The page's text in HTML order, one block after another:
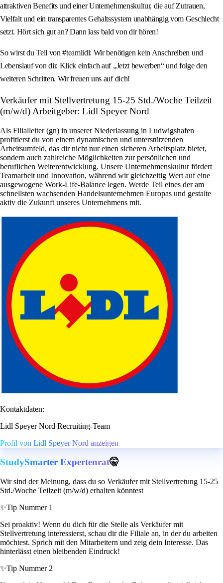
attraktiven Benefits und einer Unternehmenskultur, die auf Zutrauen,
Vielfalt und ein transparentes Gehaltssystem unabhängig vom Geschlecht
setzt. Hört sich gut an? Dann lass bald von dir hören!
So wirst du Teil von #teamlidl: Wir benötigen kein Anschreiben und
Lebenslauf von dir. Klick einfach auf „Jetzt bewerben“ und folge den
weiteren Schritten. Wir freuen uns auf dich!
Verkäufer mit Stellvertretung 15-25 Std./Woche Teilzeit
(m/w/d) Arbeitgeber: Lidl Speyer Nord
Als Filialleiter (gn) in unserer Niederlassung in Ludwigshafen
profitierst du von einem dynamischen und unterstützenden
Arbeitsumfeld, das dir nicht nur einen sicheren Arbeitsplatz bietet,
sondern auch zahlreiche Möglichkeiten zur persönlichen und
beruflichen Weiterentwicklung. Unsere Unternehmenskultur fördert
Teamarbeit und Innovation, während wir gleichzeitig Wert auf eine
ausgewogene Work-Life-Balance legen. Werde Teil eines der am
schnellsten wachsenden Handelsunternehmen Europas und gestalte
aktiv die Zukunft unseres Unternehmens mit.
Kontaktdaten:
Lidl Speyer Nord Recruiting-Team
Profil von Lidl Speyer Nord anzeigen
StudySmarter Expertenrat🤫
Wir sind der Meinung, dass du so Verkäufer mit Stellvertretung 15-25
Std./Woche Teilzeit (m/w/d) erhalten könntest
✨Tip Nummer 1
Sei proaktiv! Wenn du dich für die Stelle als Verkäufer mit
Stellvertretung interessierst, schau dir die Filiale an, in der du arbeiten
möchtest. Sprich mit den Mitarbeitern und zeig dein Interesse. Das
hinterlässt einen bleibenden Eindruck!
✨Tip Nummer 2